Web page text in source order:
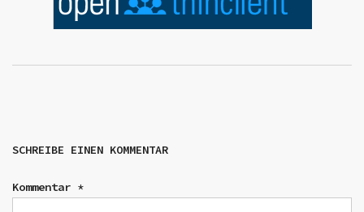
SCHREIBE EINEN KOMMENTAR
Kommentar *